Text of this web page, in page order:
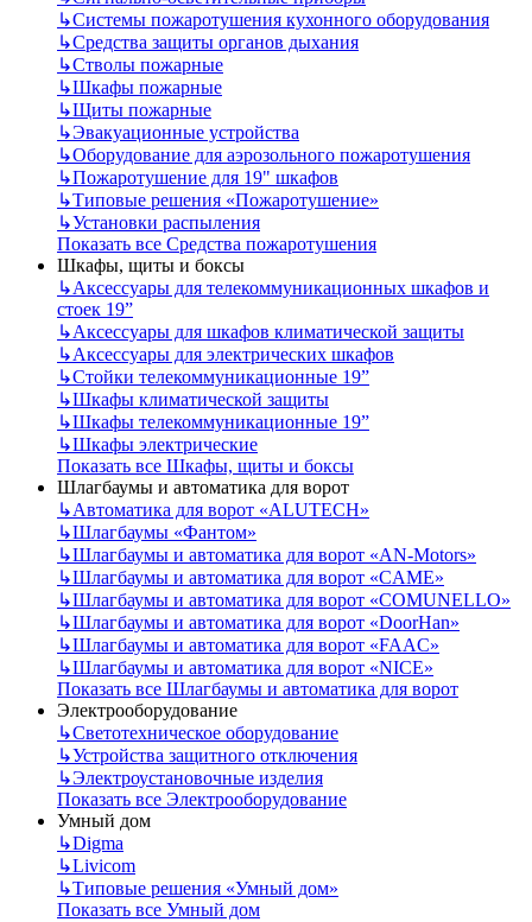
↳Системы пожаротушения кухонного оборудования
↳Средства защиты органов дыхания
↳Стволы пожарные
↳Шкафы пожарные
↳Щиты пожарные
↳Эвакуационные устройства
↳Оборудование для аэрозольного пожаротушения
↳Пожаротушение для 19" шкафов
↳Типовые решения «Пожаротушение»
↳Установки распыления
Показать все Средства пожаротушения
Шкафы, щиты и боксы
↳Аксессуары для телекоммуникационных шкафов и
стоек 19”
↳Аксессуары для шкафов климатической защиты
↳Аксессуары для электрических шкафов
↳Стойки телекоммуникационные 19”
↳Шкафы климатической защиты
↳Шкафы телекоммуникационные 19”
↳Шкафы электрические
Показать все Шкафы, щиты и боксы
Шлагбаумы и автоматика для ворот
↳Автоматика для ворот «ALUTECH»
↳Шлагбаумы «Фантом»
↳Шлагбаумы и автоматика для ворот «AN-Motors»
↳Шлагбаумы и автоматика для ворот «CAME»
↳Шлагбаумы и автоматика для ворот «COMUNELLO»
↳Шлагбаумы и автоматика для ворот «DoorHan»
↳Шлагбаумы и автоматика для ворот «FAAC»
↳Шлагбаумы и автоматика для ворот «NICE»
Показать все Шлагбаумы и автоматика для ворот
Электрооборудование
↳Светотехническое оборудование
↳Устройства защитного отключения
↳Электроустановочные изделия
Показать все Электрооборудование
Умный дом
↳Digma
↳Livicom
↳Типовые решения «Умный дом»
Показать все Умный дом